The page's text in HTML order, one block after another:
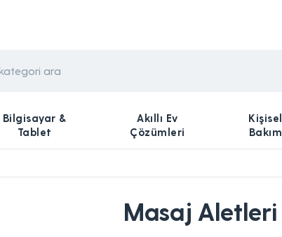
Bilgisayar &
Tablet
Akıllı Ev
Çözümleri
Kişisel
Bakım
Masaj Aletleri